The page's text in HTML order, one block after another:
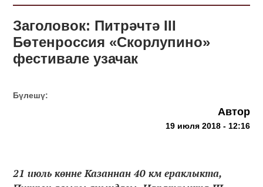
Заголовок: Питрәчтә III
Бөтенроссия «Скорлупино»
фестивале узачак
Бүлешү:
Автор
19 июля 2018 - 12:16
21 июль көнне Казаннан 40 км ераклыкта,